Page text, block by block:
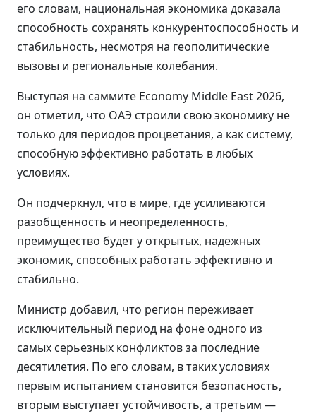
его словам, национальная экономика доказала
способность сохранять конкурентоспособность и
стабильность, несмотря на геополитические
вызовы и региональные колебания.
Выступая на саммите Economy Middle East 2026,
он отметил, что ОАЭ строили свою экономику не
только для периодов процветания, а как систему,
способную эффективно работать в любых
условиях.
Он подчеркнул, что в мире, где усиливаются
разобщенность и неопределенность,
преимущество будет у открытых, надежных
экономик, способных работать эффективно и
стабильно.
Министр добавил, что регион переживает
исключительный период на фоне одного из
самых серьезных конфликтов за последние
десятилетия. По его словам, в таких условиях
первым испытанием становится безопасность,
вторым выступает устойчивость, а третьим —